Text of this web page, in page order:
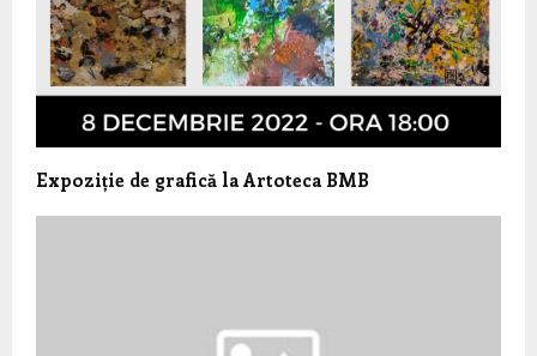
Expoziție de grafică la Artoteca BMB